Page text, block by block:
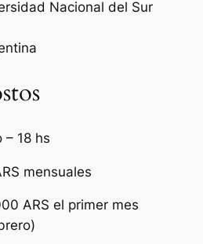
Nacional del Sur
– 18 hs
mensuales
ARS el primer mes